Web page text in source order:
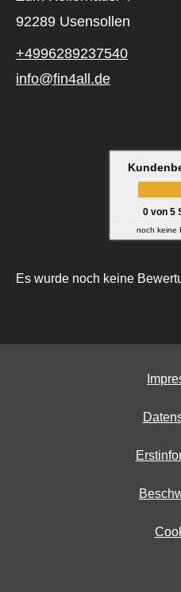
92289 Usensollen
+4996289237540
info@fin4all.de
0von 5
noch keine
Es wurde noch keine